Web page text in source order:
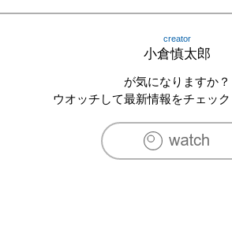
creator
小倉慎太郎
が気になりますか？
ウオッチして最新情報をチェック